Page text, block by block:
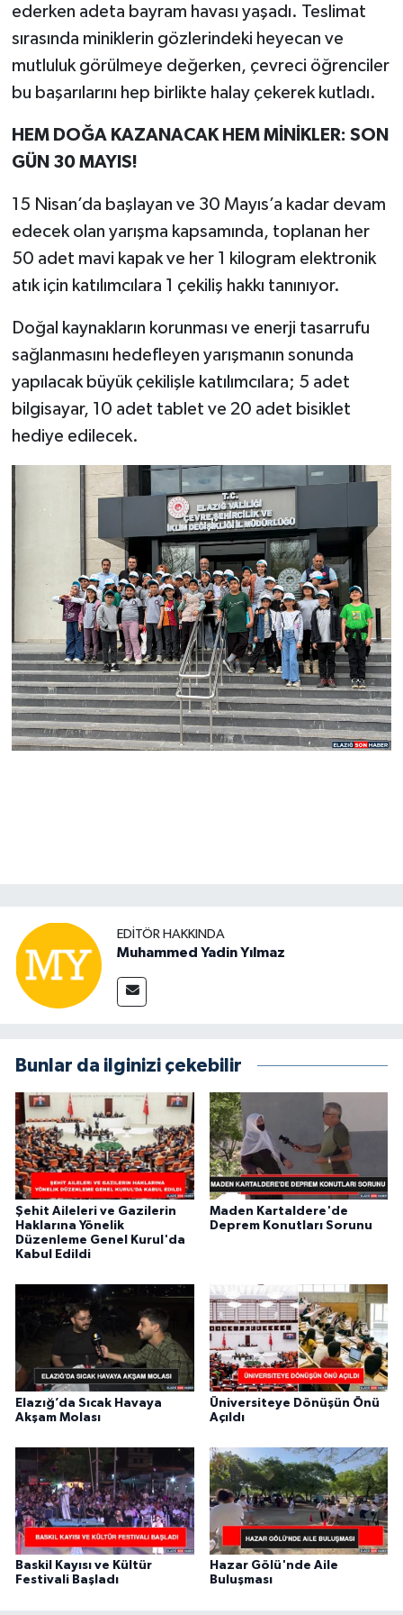
ederken adeta bayram havası yaşadı. Teslimat
sırasında miniklerin gözlerindeki heyecan ve
mutluluk görülmeye değerken, çevreci öğrenciler
bu başarılarını hep birlikte halay çekerek kutladı.
HEM DOĞA KAZANACAK HEM MİNİKLER: SON
GÜN 30 MAYIS!
15 Nisan’da başlayan ve 30 Mayıs’a kadar devam
edecek olan yarışma kapsamında, toplanan her
50 adet mavi kapak ve her 1 kilogram elektronik
atık için katılımcılara 1 çekiliş hakkı tanınıyor.
Doğal kaynakların korunması ve enerji tasarrufu
sağlanmasını hedefleyen yarışmanın sonunda
yapılacak büyük çekilişle katılımcılara; 5 adet
bilgisayar, 10 adet tablet ve 20 adet bisiklet
hediye edilecek.
EDITÖR HAKKINDA
Muhammed Yadin Yılmaz
Bunlar da ilginizi çekebilir
Şehit Aileleri ve Gazilerin
Haklarına Yönelik
Düzenleme Genel Kurul'da
Kabul Edildi
Maden Kartaldere'de
Deprem Konutları Sorunu
Elazığ’da Sıcak Havaya
Akşam Molası
Üniversiteye Dönüşün Önü
Açıldı
Baskil Kayısı ve Kültür
Festivali Başladı
Hazar Gölü'nde Aile
Buluşması